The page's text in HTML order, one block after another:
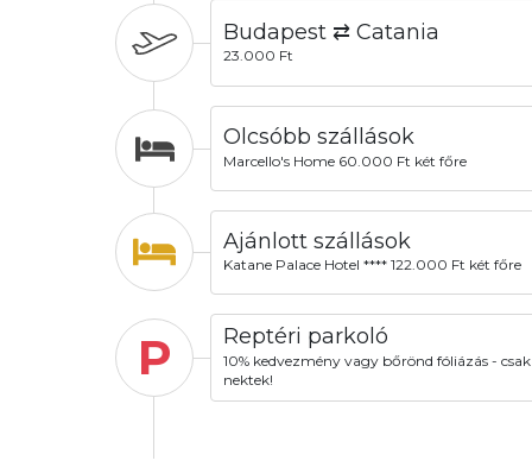
Budapest ⇄ Catania
23.000 Ft
Olcsóbb szállások
Marcello's Home 60.000 Ft két főre
Ajánlott szállások
Katane Palace Hotel **** 122.000 Ft két főre
P Reptéri parkoló
10% kedvezmény vagy bőrönd fóliázás - csak
nektek!